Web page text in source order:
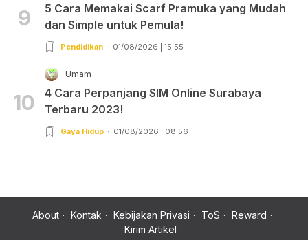
9
5 Cara Memakai Scarf Pramuka yang Mudah
dan Simple untuk Pemula!
Pendidikan 01/08/2026 | 15:55
10
Umam
4 Cara Perpanjang SIM Online Surabaya
Terbaru 2023!
Gaya Hidup 01/08/2026 | 08:56
About Kontak Kebijakan Privasi ToS
Reward
Kirim Artikel